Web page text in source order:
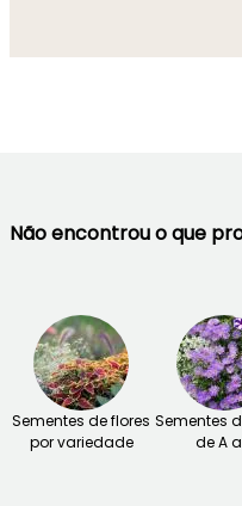
Não encontrou o que
Sementes de flores
por variedade
Sementes
de A